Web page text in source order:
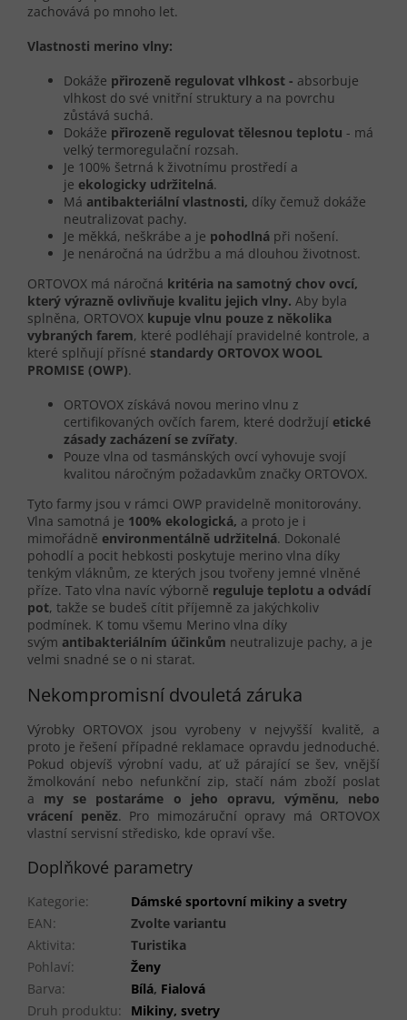
zachovává po mnoho let.
Vlastnosti merino vlny:
Dokáže přirozeně regulovat vlhkost - absorbuje
vlhkost do své vnitřní struktury a na povrchu
zůstává suchá.
Dokáže přirozeně regulovat tělesnou teplotu - má
velký termoregulační rozsah.
Je 100% šetrná k životnímu prostředí a
je ekologicky udržitelná.
Má antibakteriální vlastnosti, díky čemuž dokáže
neutralizovat pachy.
Je měkká, neškrábe a je pohodlná při nošení.
Je nenáročná na údržbu a má dlouhou životnost.
ORTOVOX má náročná kritéria na samotný chov ovcí,
který výrazně ovlivňuje kvalitu jejich vlny. Aby byla
splněna, ORTOVOX kupuje vlnu pouze z několika
vybraných farem, které podléhají pravidelné kontrole, a
které splňují přísné standardy ORTOVOX WOOL
PROMISE (OWP).
ORTOVOX získává novou merino vlnu z
certifikovaných ovčích farem, které dodržují etické
zásady zacházení se zvířaty.
Pouze vlna od tasmánských ovcí vyhovuje svojí
kvalitou náročným požadavkům značky ORTOVOX.
Tyto farmy jsou v rámci OWP pravidelně monitorovány.
Vlna samotná je 100% ekologická, a proto je i
mimořádně environmentálně udržitelná. Dokonalé
pohodlí a pocit hebkosti poskytuje merino vlna díky
tenkým vláknům, ze kterých jsou tvořeny jemné vlněné
příze. Tato vlna navíc výborně reguluje teplotu a odvádí
pot, takže se budeš cítit příjemně za jakýchkoliv
podmínek. K tomu všemu Merino vlna díky
svým antibakteriálním účinkům neutralizuje pachy, a je
velmi snadné se o ni starat.
Nekompromisní dvouletá záruka
Výrobky ORTOVOX jsou vyrobeny v nejvyšší kvalitě, a
proto je řešení případné reklamace opravdu jednoduché.
Pokud objevíš výrobní vadu, ať už párající se šev, vnější
žmolkování nebo nefunkční zip, stačí nám zboží poslat
a
my se postaráme o jeho opravu, výměnu, nebo
vrácení peněz. Pro mimozáruční opravy má ORTOVOX
vlastní servisní středisko, kde opraví vše.
Doplňkové parametry
Kategorie:
Dámské sportovní mikiny a svetry
EAN:
Zvolte variantu
Aktivita:
Turistika
Pohlaví:
Ženy
Barva: Bílá, Fialová
Druh produktu:
Mikiny, svetry